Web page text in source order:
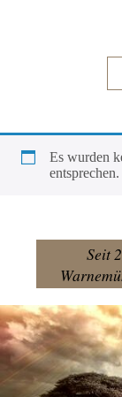
Es wur­den
entsprechen.
Seit